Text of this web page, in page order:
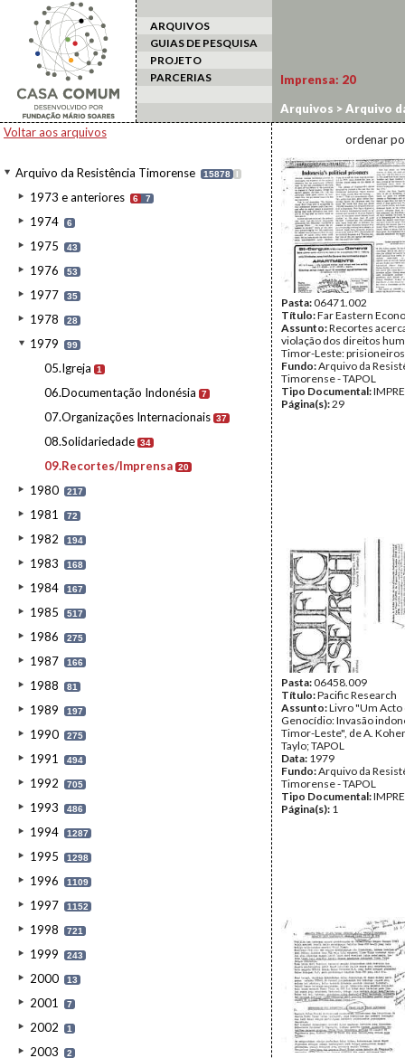
ARQUIVOS
GUIAS DE PESQUISA
PROJETO
PARCERIAS
Voltar aos arquivos
Arquivo da Resistência Timorense 15878 I
1973 e anteriores 6 7
1974 6
1975 43
1976 53
1977 35
1978 28
1979 99
05.Igreja 1
06.Documentação Indonésia 7
07.Organizações Internacionais 37
08.Solidariedade 34
09.Recortes/Imprensa 20
1980 217
1981 72
1982 194
1983 168
1984 167
1985 517
1986 275
1987 166
1988 81
1989 197
1990 275
1991 494
1992 705
1993 486
1994 1287
1995 1298
1996 1109
1997 1152
1998 721
1999 243
2000 13
2001 7
2002 1
2003 2
Imprensa: 20
Arquivos >Arquivo
ordenar
Pasta:06471.002
Título:Far Eastern
Assunto:Recortes
violação dos direitos
Timor-Leste:
Fundo:Arquivo da
Timorense - TAPOL
Tipo Documental:
Página(s):29
Pasta:06458.009
Título:Pacific Research
Assunto:Livro "Um Acto
Genocídio: Invasão
Timor-Leste", de A.
Taylo; TAPOL
Data: 1979
Fundo:Arquivo da
Timorense - TAPOL
Tipo Documental:
Página(s): 1